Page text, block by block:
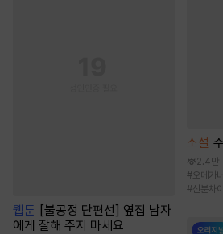
웹툰 [불공정 단편선] 옆집 남자
에게 잘해 주지 마세요
소설
2.4만
#오메가
#신분차이